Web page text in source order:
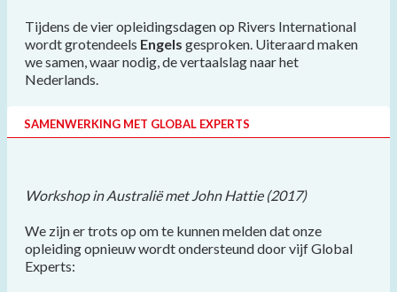
Tijdens de vier opleidingsdagen op Rivers International
wordt grotendeels Engels gesproken. Uiteraard maken
we samen, waar nodig, de vertaalslag naar het
Nederlands.
SAMENWERKING MET GLOBAL EXPERTS
Workshop in Australië met John Hattie (2017)
We zijn er trots op om te kunnen melden dat onze
opleiding opnieuw wordt ondersteund door vijf Global
Experts: